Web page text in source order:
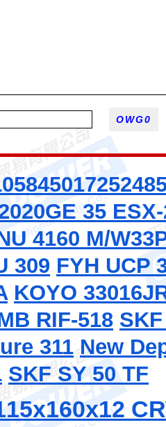
50172
GE 35
4160 M/W33
309 FYH UCP
KOYO
RIF-518
311 New
SKF SY 50 TF